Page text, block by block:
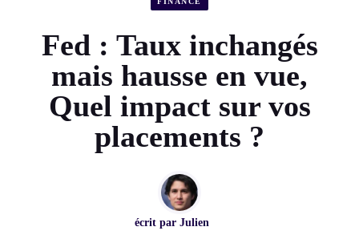
Fed : Taux inchangés
mais hausse en vue,
Quel impact sur vos
placements ?
écrit par Julien